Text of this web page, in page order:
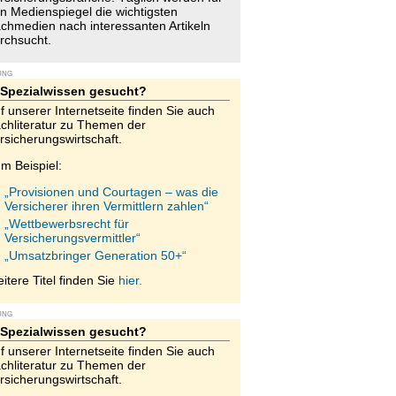
Medienspiegel die wichtigsten
nach interessanten Artikeln
Spezialwissen gesucht?
unserer Internetseite finden Sie auch
zu Themen der
Beispiel:
„Provisionen und Courtagen – was die
Versicherer ihren Vermittlern zahlen“
„Wettbewerbsrecht für
Versicherungsvermittler“
„Umsatzbringer Generation 50+“
Titel finden Sie hier.
Spezialwissen gesucht?
unserer Internetseite finden Sie auch
zu Themen der